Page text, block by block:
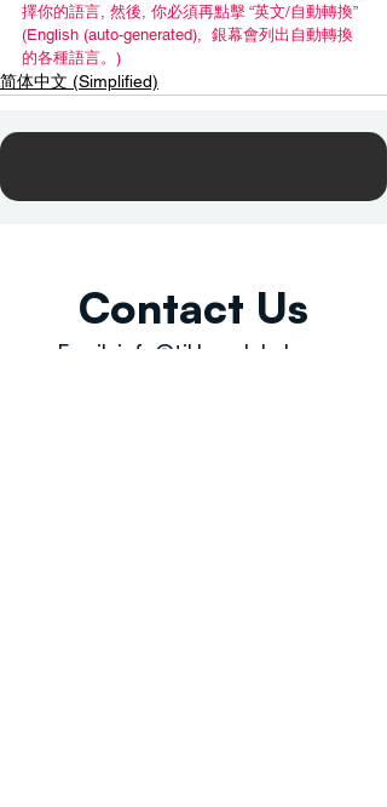
擇你的語言, 然後, 你必須再點擊 “英文/自動轉換”
(English (auto-generated),  銀幕會列出自動轉換
的各種語言。)
简体中文 (Simplified)
Contact Us
Email: info@tikkunglobal.org